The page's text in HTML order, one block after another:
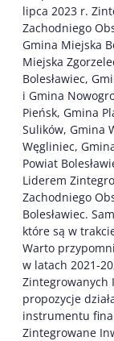
lipca 2023 r.
Zachodniego
Gmina Miejska
Miejska
Bolesławiec,
i Gmina
Pieńsk, Gmina
Sulików, Gmina
Węgliniec,
Powiat
Liderem
Zachodniego
Bolesławiec.
które są w
Warto
w latach 2021-
Zintegrowanych
propozycje
instrumentu
Zintegrowane